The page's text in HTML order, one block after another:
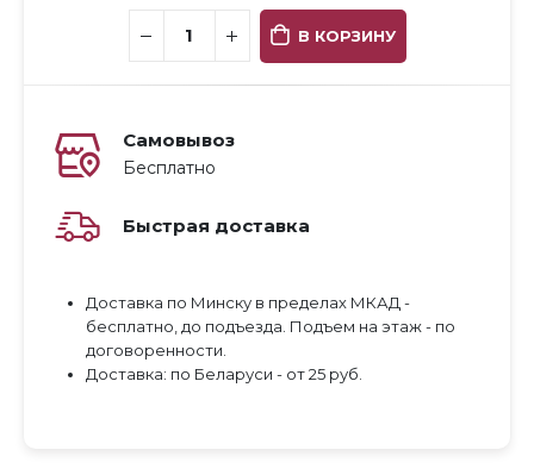
В КОРЗИНУ
Самовывоз
Бесплатно
Быстрая доставка
Доставка по Минску в пределах МКАД -
бесплатно, до подъезда. Подъем на этаж - по
договоренности.
Доставка: по Беларуси - от 25 руб.